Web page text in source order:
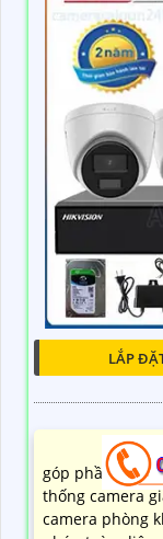
LẮP
góp phần nâng
thống camera
camera phòng